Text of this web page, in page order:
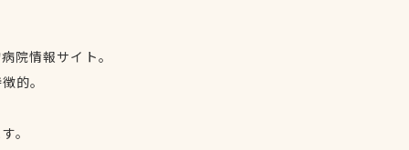
院情報サイト。
的。
。